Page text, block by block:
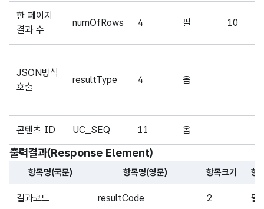
한 페이지
결과 수
numOfRows 4 필 10
JSON방식
호출
resultType 4 옵
콘텐츠 ID UC_SEQ 11 옵
출력결과(Response Element)
해당 오픈API의 출력결과(Response Element) 항목에 대한
항목명(국문) 항목명(영문) 항목크기 항
결과코드 resultCode 2 필